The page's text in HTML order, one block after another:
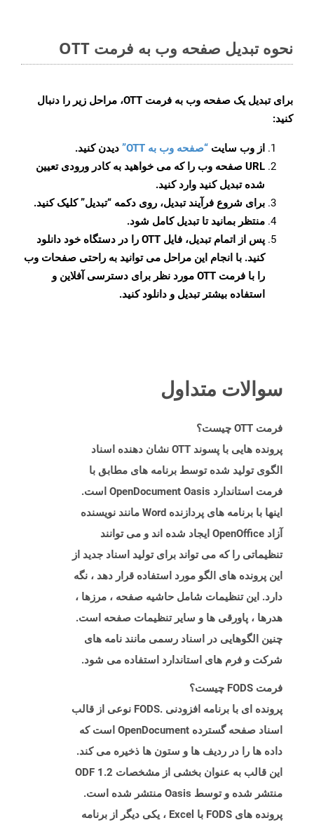
نحوه تبدیل صفحه وب به فرمت OTT
برای تبدیل یک صفحه وب به فرمت OTT، مراحل زیر را دنبال
کنید:
از وب سایت “صفحه وب به OTT”
دیدن کنید.
URL صفحه وب را که می خواهید به کادر ورودی تعیین
شده تبدیل کنید وارد کنید.
برای شروع فرآیند تبدیل، روی دکمه “تبدیل” کلیک کنید.
منتظر بمانید تا تبدیل کامل شود.
پس از اتمام تبدیل، فایل OTT را در دستگاه خود دانلود
کنید. با انجام این مراحل می توانید به راحتی صفحات وب
را با فرمت OTT مورد نظر برای دسترسی آفلاین و
استفاده بیشتر تبدیل و دانلود کنید.
سوالات متداول
فرمت OTT چیست؟
پرونده هایی با پسوند OTT نشان دهنده اسناد
الگوی تولید شده توسط برنامه های مطابق با
فرمت استاندارد OpenDocument Oasis است.
اینها با برنامه های پردازنده Word مانند نویسنده
آزاد OpenOffice ایجاد شده اند و می توانند
تنظیماتی را که می تواند برای تولید اسناد جدید از
این پرونده های الگو مورد استفاده قرار دهد ، نگه
دارد. این تنظیمات شامل حاشیه صفحه ، مرزها ،
هدرها ، پاورقی ها و سایر تنظیمات صفحه است.
چنین الگوهایی در اسناد رسمی مانند نامه های
شرکت و فرم های استاندارد استفاده می شود.
فرمت FODS چیست؟
پرونده ای با برنامه افزودنی .FODS نوعی از قالب
اسناد صفحه گسترده OpenDocument است که
داده ها را در ردیف ها و ستون ها ذخیره می کند.
این قالب به عنوان بخشی از مشخصات ODF 1.2
منتشر شده و توسط Oasis منتشر شده است.
پرونده های FODS با Excel ، یکی دیگر از برنامه